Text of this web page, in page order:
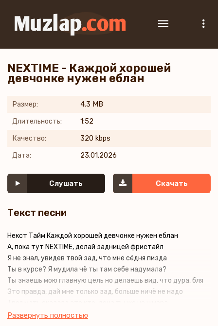
NEXTIME - Каждой хорошей
девчонке нужен еблан
Размер: 4.3 MB
Длительность: 1:52
Качество: 320 kbps
Дата: 23.01.2026
Слушать Скачать
Текст песни
Некст Тайм Каждой хорошей девчонке нужен еблан
А, пока тут NEXTIME, делай задницей фристайл
Я не знал, увидев твой зад, что мне сёдня пизда
Ты в курсе? Я мудила чё ты там себе надумала?
Ты знаешь мою главную цель но делаешь вид, что дура, бля
Это правда, дай мне только зад, больше ничё не надо
Мудак и гондон это то, в чём ты точно права
Развернуть полностью